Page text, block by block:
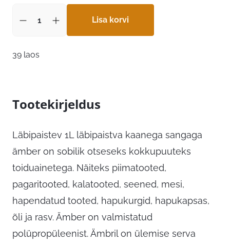
Lisa korvi
39 laos
Tootekirjeldus
Läbipaistev 1L läbipaistva kaanega sangaga
ämber on sobilik otseseks kokkupuuteks
toiduainetega. Näiteks piimatooted,
pagaritooted, kalatooted, seened, mesi,
hapendatud tooted, hapukurgid, hapukapsas,
õli ja rasv. Ämber on valmistatud
polüpropüleenist. Ämbril on ülemise serva